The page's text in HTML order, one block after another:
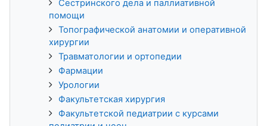
Сестринского дела и паллиативной
помощи
Топографической анатомии и оперативной
хирургии
Травматологии и ортопедии
Фармации
Урологии
Факультетская хирургия
Факультетской педиатрии с курсами